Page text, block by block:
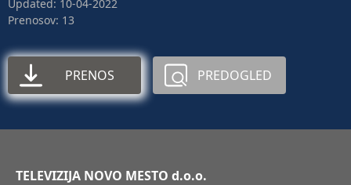
Updated: 10-04-2022
Prenosov: 13
PRENOS PREDOGLED
TELEVIZIJA NOVO MESTO d.o.o.